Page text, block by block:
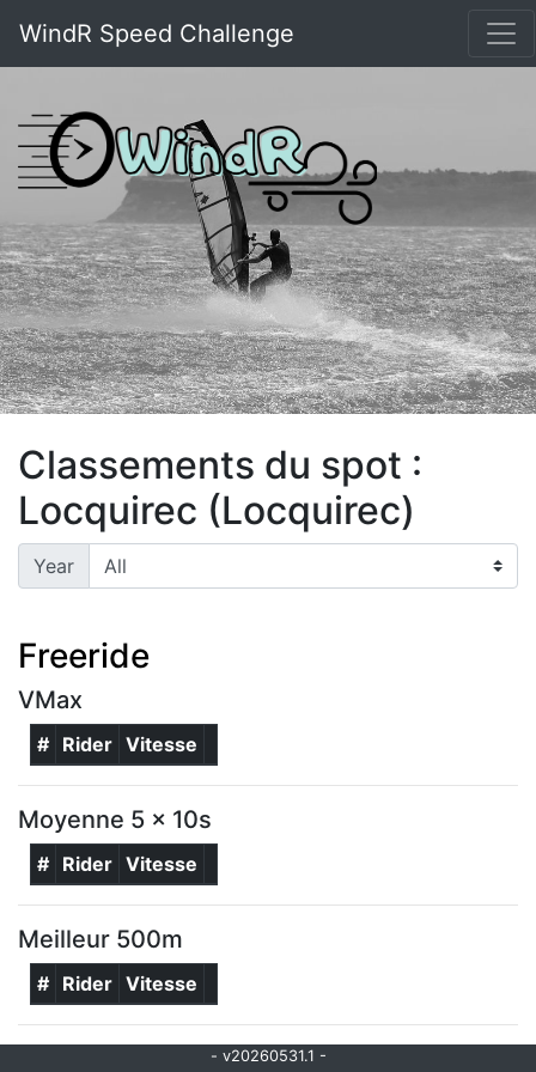
WindR Speed Challenge
Classements du spot :
Locquirec (Locquirec)
Year
Freeride
VMax
# Rider Vitesse
Moyenne 5 x 10s
# Rider Vitesse
Meilleur 500m
# Rider Vitesse
- v20260531.1 -